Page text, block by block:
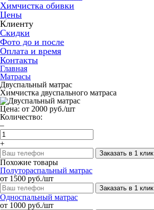
Химчистка обивки
Цены
Клиенту
Скидки
Фото до и после
Оплата и время
Контакты
Главная
Матрасы
Двуспальный матрас
Химчистка двуспального матраса
Цена: от 2000 руб./шт
Количество:
–
+
Заказать в 1 клик
Похожие товары
Полутораспальный матрас
от 1500 руб./шт
Заказать в 1 клик
Односпальный матрас
от 1000 руб./шт